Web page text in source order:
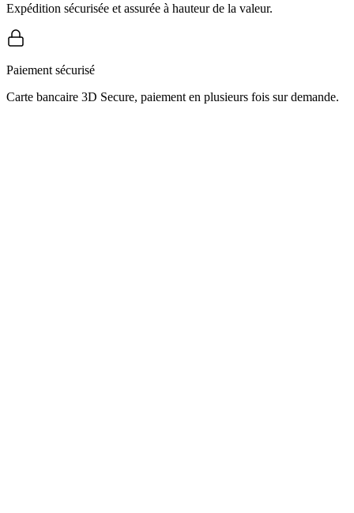
Expédition sécurisée et assurée à hauteur de la valeur.
Paiement sécurisé
Carte bancaire 3D Secure, paiement en plusieurs fois sur demande.